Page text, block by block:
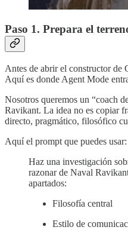
Paso 1. Prepara el
Antes de abrir el constructor de
Aquí es donde Agent Mode
Nosotros queremos un “coach
Ravikant. La idea no es copiar
directo, pragmático, filosófico
Aquí el prompt que puedes usar:
Haz una investigación
razonar de Naval
apartados:
Filosofía central
Estilo de